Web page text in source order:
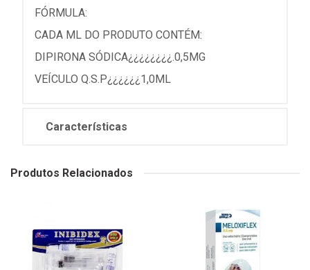
FÓRMULA:
CADA ML DO PRODUTO CONTÉM:
DIPIRONA SÓDICA¿¿¿¿¿¿¿¿.0,5MG
VEÍCULO Q.S.P¿¿¿¿¿¿1,0ML
Características
Produtos Relacionados